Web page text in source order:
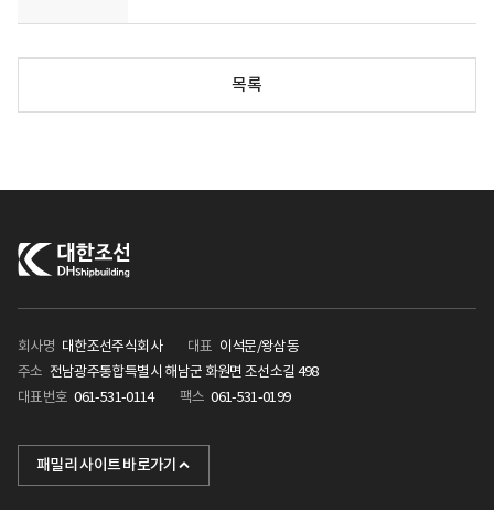
목록
회사명 대한조선주식회사 대표 이석문/왕삼동
주소 전남광주통합특별시 해남군 화원면 조선소길 498
대표번호 061-531-0114 팩스 061-531-0199
패밀리 사이트 바로가기
KHI